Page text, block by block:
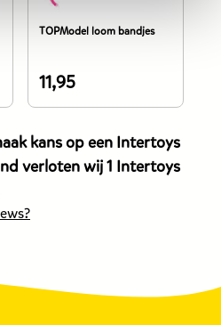
TOPModel loom bandjes
De
prijs
van
dit
product
11,95
kans op een Intertoys
verloten wij 1 Intertoys